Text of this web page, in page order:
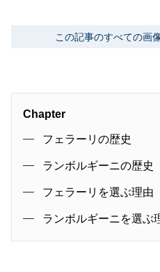
この記事のすべての画
Chapter
フェラーリの歴史
ランボルギーニの歴史
フェラーリを選ぶ理由
ランボルギーニを選ぶ